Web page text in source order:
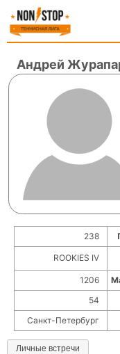
Андрей
238
ROOKIES IV
1206
54
Санкт-Петербург
Личные встречи